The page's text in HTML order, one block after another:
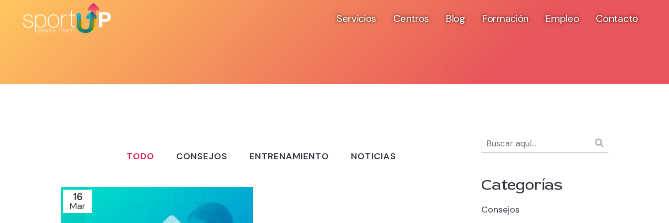
Servicios Centros Blog Formación Empleo Contacto
TODO CONSEJOS ENTRENAMIENTO NOTICIAS
16
Mar
Categorías
Consejos